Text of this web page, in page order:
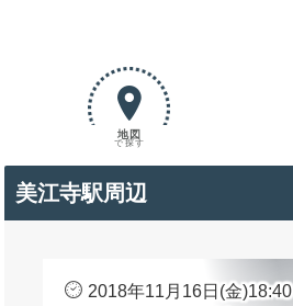
地図
で探す
美江寺駅周辺
2018年11月16日(金)18:40